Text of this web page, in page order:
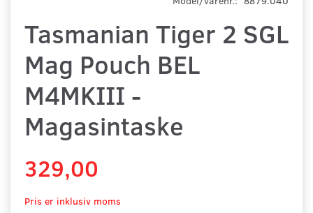
Tasmanian Tiger 2 SGL
Mag Pouch BEL
M4MKIII -
Magasintaske
329,00
Pris er inklusiv moms